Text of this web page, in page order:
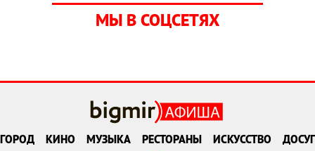
МЫ В СОЦСЕТЯХ
ГОРОД КИНО МУЗЫКА РЕСТОРАНЫ ИСКУССТВО ДОСУГ